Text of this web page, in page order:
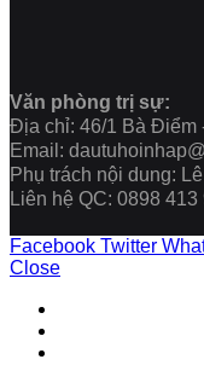
Văn phòng trị sự:
Địa chỉ: 46/1 Bà Điểm
Email:
Phụ trách nội dung:
Liên hệ QC: 0898 413
Facebook Twitter
Close